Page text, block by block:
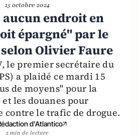
15 octobre 2024
endroit en
épargné" par le
Olivier Faure
le premier secrétaire du
a plaidé ce mardi 15
de moyens" pour la
les douanes pour
contre le trafic de drogue.
d'Atlantico
2 min de lecture